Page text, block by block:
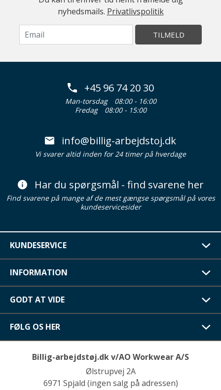
nyhedsmails. Privatlivspolitik
TILMELD
+45 96 74 20 30
Man-torsdag
08:00 - 16:00
Fredag
08:00 - 15:00
info@billig-arbejdstoj.dk
Vi svarer altid inden for 24 timer på hverdage
Har du spørgsmål - find svarene her
Find svarene på mange af de mest gængse spørgsmål på vores
kundeservicesider
KUNDESERVICE
INFORMATION
GODT AT VIDE
FØLG OS HER
Billig-arbejdstøj.dk v/AO Workwear A/S
Ølstrupvej 2A
6971 Spjald (ingen salg på adressen)